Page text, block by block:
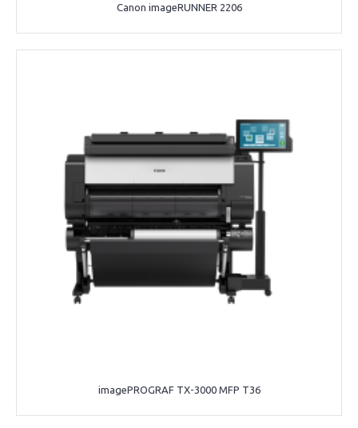
Canon imageRUNNER 2206
imagePROGRAF TX-3000 MFP T36